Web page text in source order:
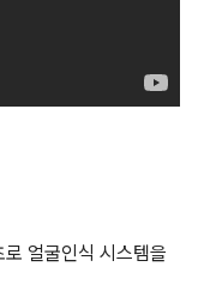
얼굴인식 시스템을